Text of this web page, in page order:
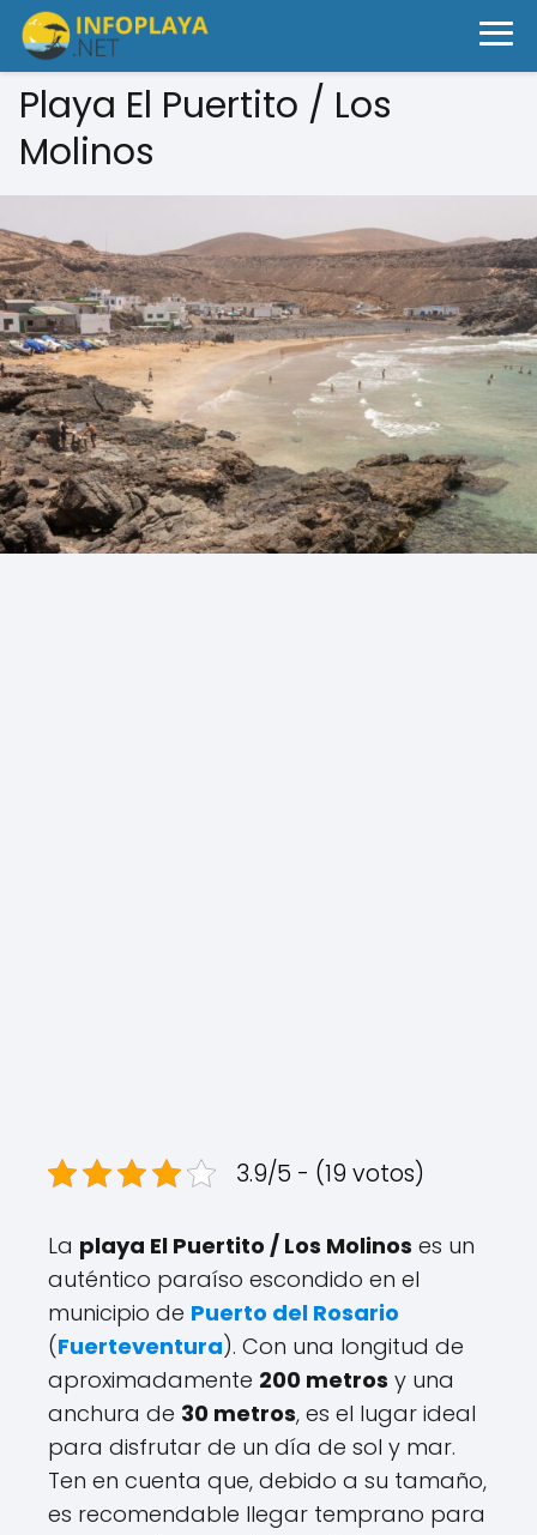
Playa El Puertito / Los
Molinos
3.9/5 - (19 votos)
La playa El Puertito / Los Molinos es un
auténtico paraíso escondido en el
municipio de Puerto del Rosario
(Fuerteventura). Con una longitud de
aproximadamente 200 metros y una
anchura de 30 metros, es el lugar ideal
para disfrutar de un día de sol y mar.
Ten en cuenta que, debido a su tamaño,
es recomendable llegar temprano para